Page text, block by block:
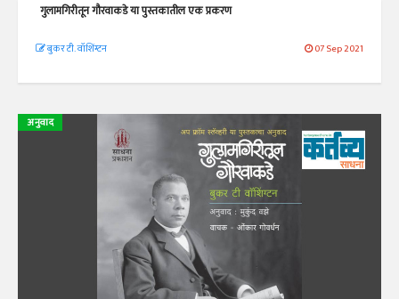
गुलामगिरीतून गौरवाकडे या पुस्तकातील एक प्रकरण
बुकर टी. वॉशिंग्टन 07 Sep 2021
अनुवाद